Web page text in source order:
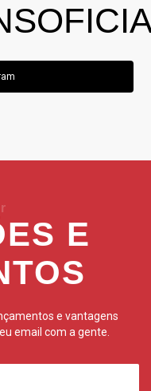
E
e vantagens
email com a gente.